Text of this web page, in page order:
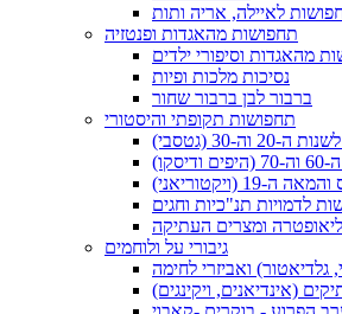
לאיילה, אריה ותות
תחפושות מהאגדות ופנטזיה
מהאגדות וסיפורי ילדים
נסיכות מלכות ופיות
ברבור לבן ברבור שחור
תחפושות תקופתי והיסטורי
וה-30 (גטסבי)
ודיסקו)
ה-19 (ויקטוריאני)
לדמויות תנ"כיות וחגים
ומצרים העתיקה
גיבורי על ולוחמים
גלדיאטור) ואביזרי לחימה
(אינדיאנים, ויקינגים)